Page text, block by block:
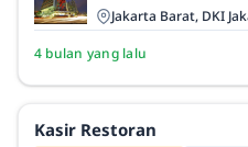
Jakarta Barat, DKI
4 bulan yang lalu
Kasir Restoran